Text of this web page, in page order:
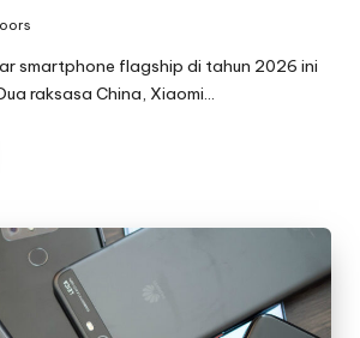
smartphone flagship di tahun 2026 ini
raksasa China, Xiaomi…